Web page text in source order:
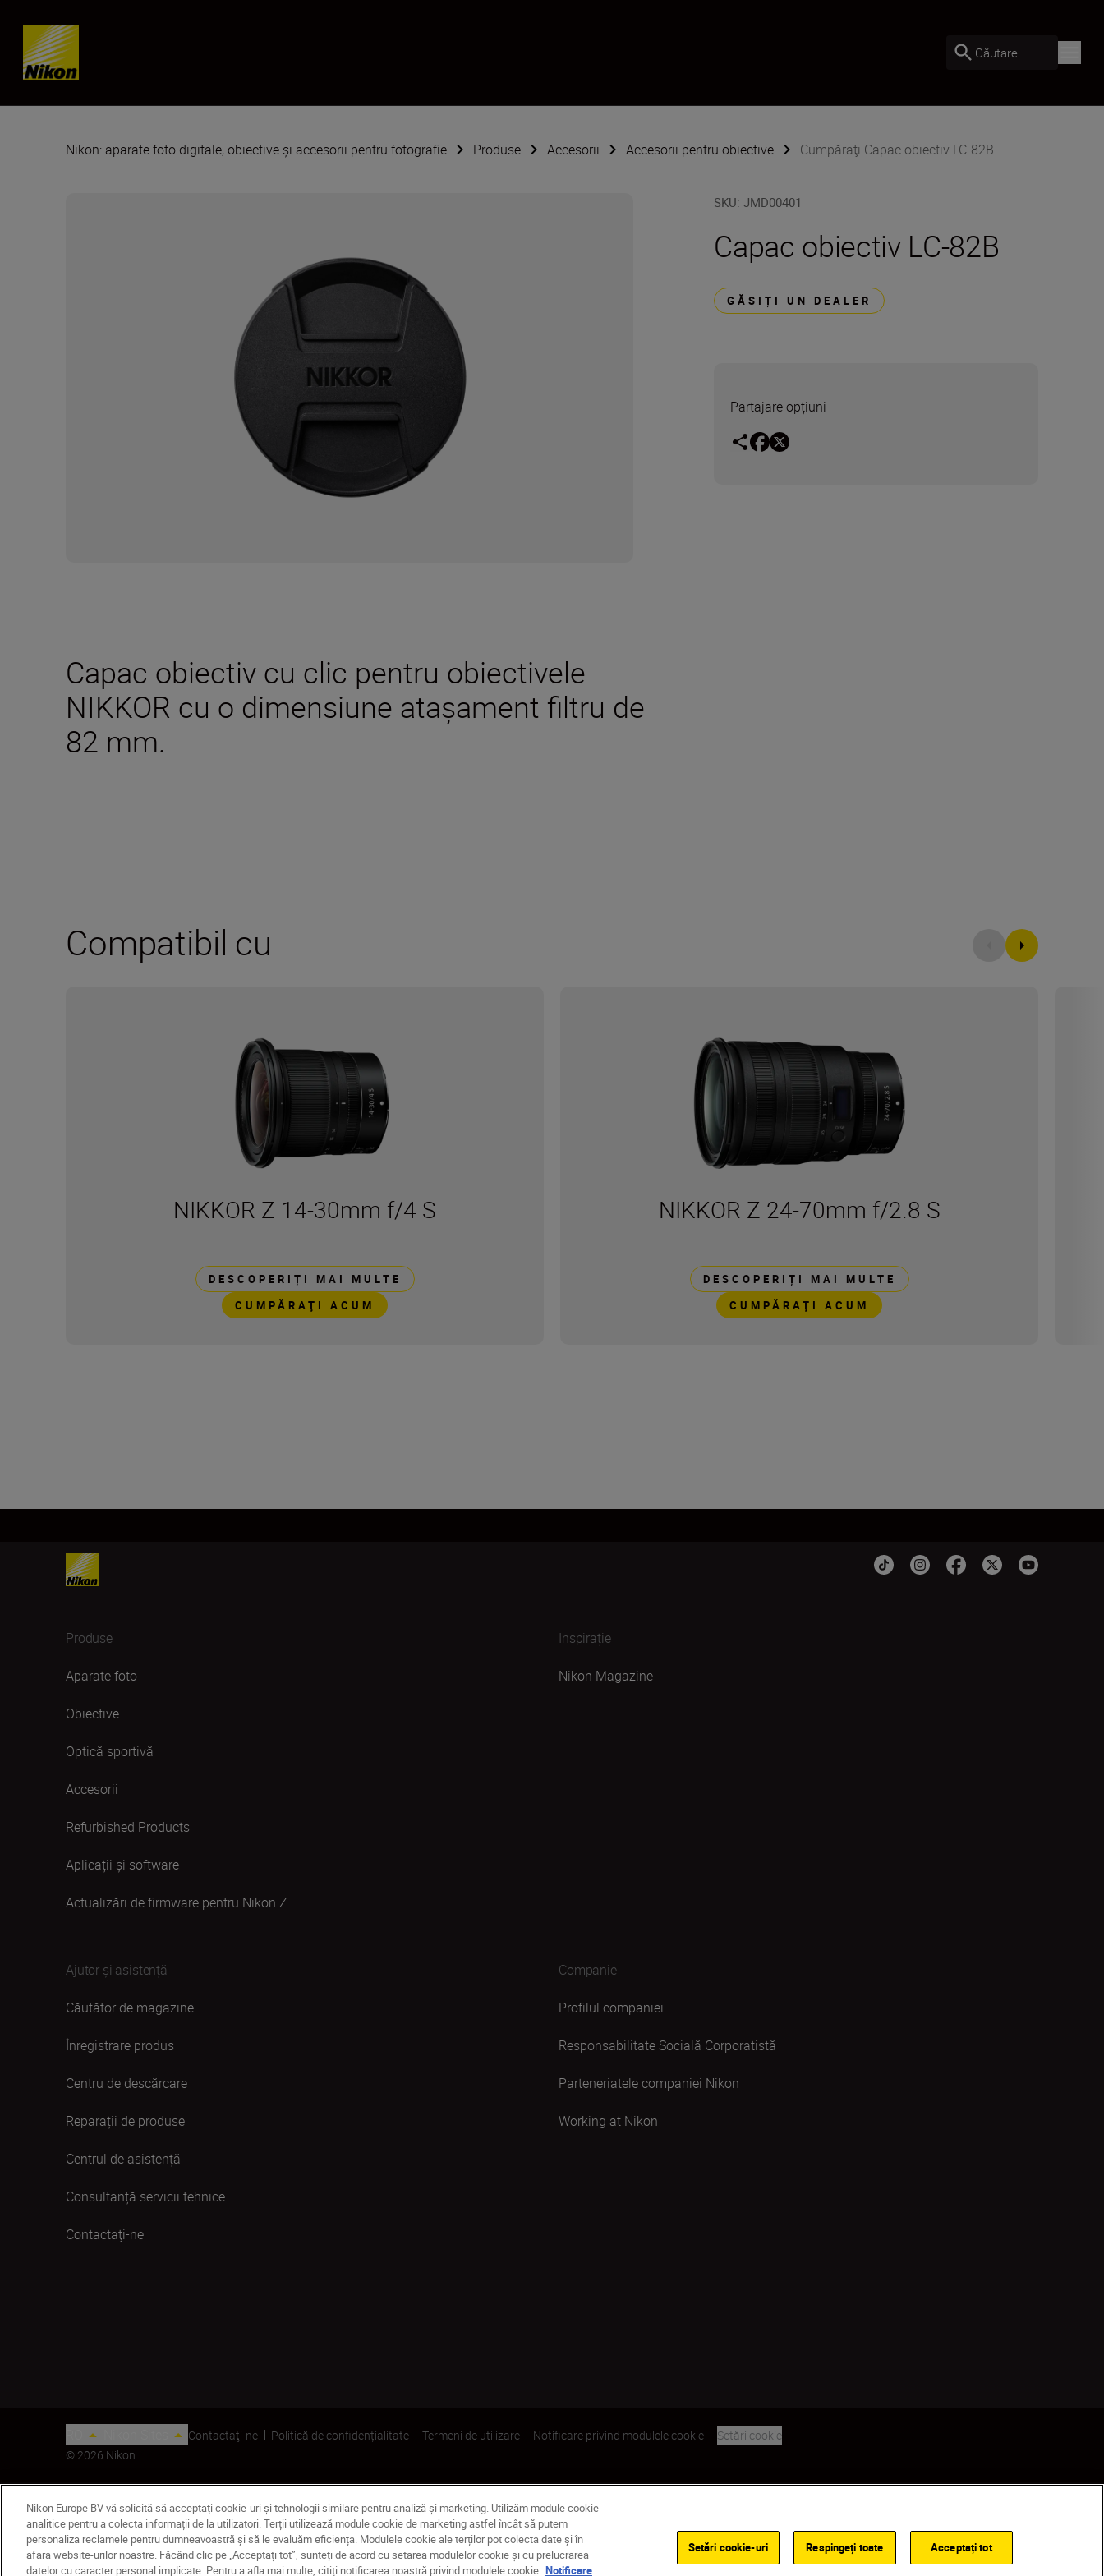
Skip content
Căutare
Nikon: aparate foto digitale, obiective și accesorii pentru fotografie Produse Accesorii Accesorii pentru obiective Cumpăraţi Capac obiectiv LC-82B
SKU:JMD00401
Capac obiectiv LC-82B
GĂSIȚI UN DEALER
Partajare opțiuni
Capac obiectiv cu clic pentru obiectivele
NIKKOR cu o dimensiune atașament filtru de
82 mm.
Compatibil cu
NIKKOR Z 14-30mm f/4 S
DESCOPERIȚI MAI MULTE
CUMPĂRAŢI ACUM
NIKKOR Z 24-70mm f/2.8 S
DESCOPERIȚI MAI MULTE
CUMPĂRAŢI ACUM
Produse
Aparate foto
Obiective
Optică sportivă
Accesorii
Refurbished Products
Aplicații și software
Actualizări de firmware pentru Nikon Z
Inspirație
Nikon Magazine
Ajutor și asistență
Căutător de magazine
Înregistrare produs
Centru de descărcare
Reparații de produse
Centrul de asistență
Consultanță servicii tehnice
Contactaţi-ne
Companie
Profilul companiei
Responsabilitate Socială Corporatistă
Parteneriatele companiei Nikon
Working at Nikon
Contactaţi-ne Politică de confidențialitate Termeni de utilizare Notificare privind modulele cookie
Setări cookie
© 2026 Nikon
Nikon Europe BV vă solicită să acceptați cookie-uri și tehnologii similare pentru analiză și marketing. Utilizăm module cookie
analitice pentru a colecta informații de la utilizatori. Terții utilizează module cookie de marketing astfel încât să putem
personaliza reclamele pentru dumneavoastră și să le evaluăm eficiența. Modulele cookie ale terților pot colecta date și în
afara website-urilor noastre. Făcând clic pe „Acceptați tot”, sunteți de acord cu setarea modulelor cookie și cu prelucrarea
datelor cu caracter personal implicate. Pentru a afla mai multe, citiți notificarea noastră privind modulele cookie. Notificare
Setări cookie-uri Respingeți toate Acceptați tot